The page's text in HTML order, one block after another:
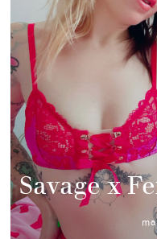
Savage x